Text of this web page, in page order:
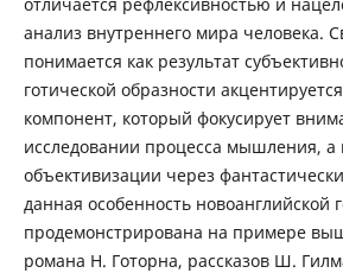
анализ внутреннего мира человека.
понимается как результат
готической образности
компонент, который фокусирует
исследовании процесса мышления, а
объективизации через
данная особенность новоанглийской
продемонстрирована на примере
романа Н. Готорна, рассказов Ш.